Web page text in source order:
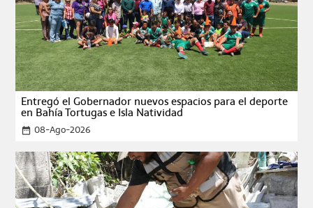
Entregó el Gobernador nuevos espacios para el deporte
en Bahía Tortugas e Isla Natividad
date_range 08-Ago-2026